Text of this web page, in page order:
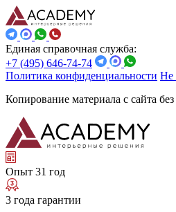
Единая справочная служба:
+7 (495) 646-74-74
Политика конфиденциальности Не
Копирование материала с сайта
Опыт 31 год
3 года гарантии